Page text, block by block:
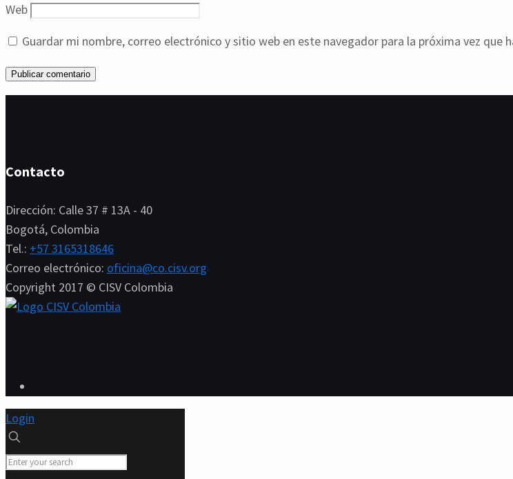
Web
Guardar mi nombre, correo electrónico y sitio web en este navegador para la próxima vez que
Contacto
Dirección: Calle 37 # 13A - 40
Bogotá, Colombia
Tel.: +57 3165318646
Correo electrónico: oficina@co.cisv.org
Copyright 2017 © CISV Colombia
Login